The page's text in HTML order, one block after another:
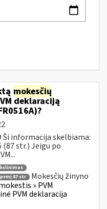
mokesčių
deklaraciją
Ši informacija skelbiama:
(87 str.) Jeigu po
pvmį 87 str
Mokesčių žinyno
» PVM
PVM deklaracija